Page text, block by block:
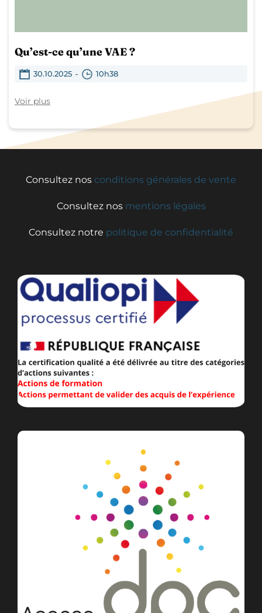
Qu’est-ce qu’une VAE ?
30.10.2025 - 10h38
Voir plus
Consultez nos conditions générales de vente
Consultez nos mentions légales
Consultez notre politique de confidentialité